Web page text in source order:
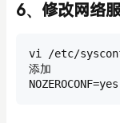
6、修改网络
vi /etc/
添加
NOZEROCONF=yes